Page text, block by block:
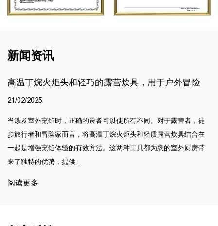
新闻资讯
高温丁烷火炬头和轻巧的露营炊具，用于户外冒险
21/02/2025
当涉及室外烹饪时，正确的设备可以使所有不同。对于露营者，徒
步旅行者和冒险家而言，将高温丁烷火炬头和轻质露营炊具结合在
一起是增强烹饪体验的有效方法。这两种工具都为您的室外厨房带
来了独特的优势，提供...
阅读更多